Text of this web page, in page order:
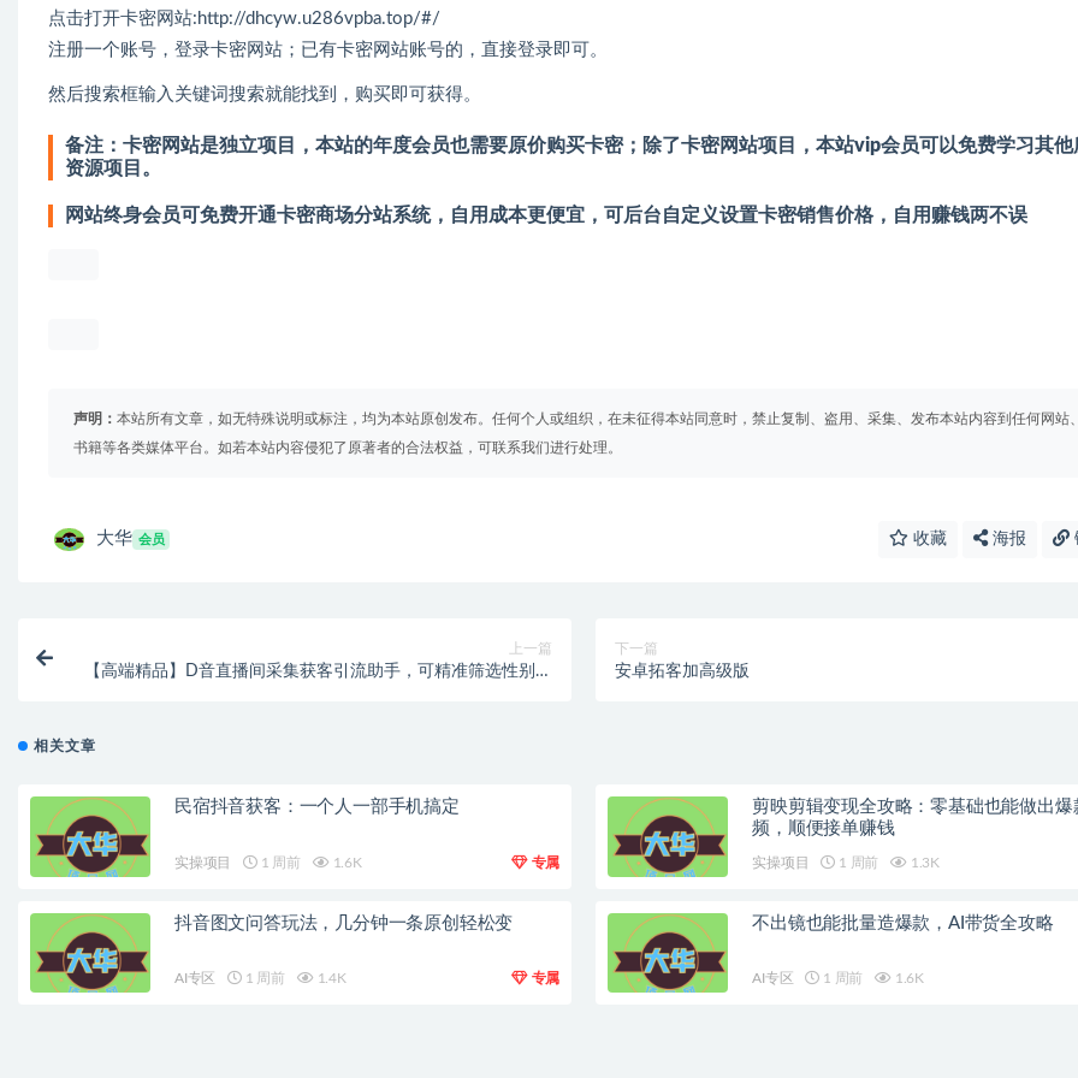
点击打开卡密网站: http://dhcyw.u286vpba.top/#/
注册一个账号，登录卡密网站；已有卡密网站账号的，直接登录即可。
然后搜索框输入关键词搜索就能找到，购买即可获得。
备注：卡密网站是独立项目，本站的年度会员也需要原价购买卡密；除了卡密网站项目，本站vip会员可以免费学习其他
资源项目。
网站终身会员可免费开通卡密商场分站系统，自用成本更便宜，可后台自定义设置卡密销售价格，自用赚钱两不误
声明： 本站所有文章，如无特殊说明或标注，均为本站原创发布。任何个人或组织，在未征得本站同意时，禁止复制、盗用、采集、发布本站内容到任何网站、
书籍等各类媒体平台。如若本站内容侵犯了原著者的合法权益，可联系我们进行处理。
大华 会员 收藏 海报
上一篇
【高端精品】D音直播间采集获客引流助手，可精准筛选性别地
下一篇
安卓拓客加高级版
相关文章
民宿抖音获客：一个人一部手机搞定
实操项目 1 周前 1.6K 专属
剪映剪辑变现全攻略：零基础也能做出爆
频，顺便接单赚钱
实操项目 1 周前 1.3K
抖音图文问答玩法，几分钟一条原创轻松变
AI专区 1 周前 1.4K 专属
不出镜也能批量造爆款，AI带货全攻略
AI专区 1 周前 1.6K